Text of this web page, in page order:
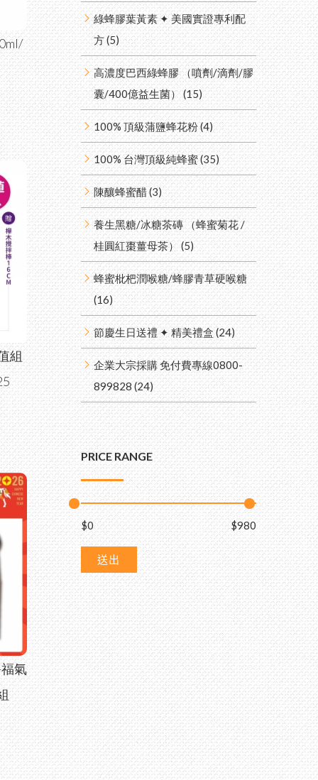
蜜醋
日送禮 ✦ 精美禮盒
宗採購 免付費專線
899828
組
氣
綠蜂膠葉黃素 ✦ 美國實證專利配
方 (5)
高濃度巴西綠蜂膠 （噴劑/滴劑/膠
囊/400億益生菌） (15)
100% 頂級蒲鹽蜂花粉 (4)
100% 台灣頂級純蜂蜜 (35)
陳釀蜂蜜醋 (3)
養生黑糖/冰糖茶磚 （蜂蜜菊花 /
桂圓紅棗薑母茶） (5)
蜂蜜枇杷潤喉糖/蜂膠青草硬喉糖
(16)
節慶生日送禮 ✦ 精美禮盒 (24)
企業大宗採購 免付費專線0800-
899828 (24)
PRICE RANGE
$0 $980
送出